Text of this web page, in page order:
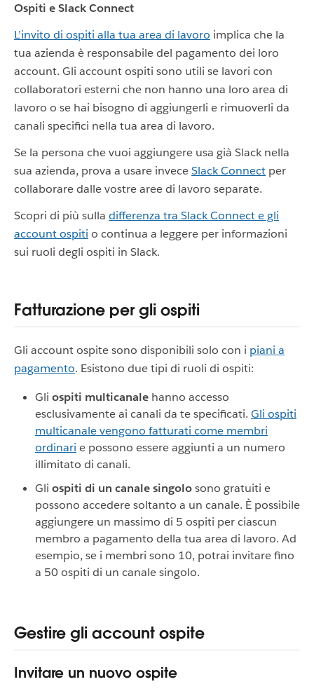
Ospiti e Slack Connect
L’invito di ospiti alla tua area di lavoro implica che la
tua azienda è responsabile del pagamento dei loro
account. Gli account ospiti sono utili se lavori con
collaboratori esterni che non hanno una loro area di
lavoro o se hai bisogno di aggiungerli e rimuoverli da
canali specifici nella tua area di lavoro.
Se la persona che vuoi aggiungere usa già Slack nella
sua azienda, prova a usare inveceSlack Connect per
collaborare dalle vostre aree di lavoro separate.
Scopri di più sulla differenza tra Slack Connect e gli
account ospiti o continua a leggere per informazioni
sui ruoli degli ospiti in Slack.
Fatturazione per gli ospiti
Gli account ospite sono disponibili solo con i piani a
pagamento. Esistono due tipi di ruoli di ospiti:
Gli ospiti multicanale hanno accesso
esclusivamente ai canali da te specificati. Gli ospiti
multicanale vengono fatturati come membri
ordinari e possono essere aggiunti a un numero
illimitato di canali.
Gli ospiti di un canale singolosono gratuiti e
possono accedere soltanto a un canale. È possibile
aggiungere un massimo di 5 ospiti per ciascun
membro a pagamento della tua area di lavoro. Ad
esempio, se i membri sono 10, potrai invitare fino
a 50 ospiti di un canale singolo.
Gestire gli account ospite
Invitare un nuovo ospite